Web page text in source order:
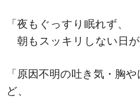
「夜もぐっすり眠れず、
朝もスッキリしない日
「原因不明の吐き気・胸
ど、